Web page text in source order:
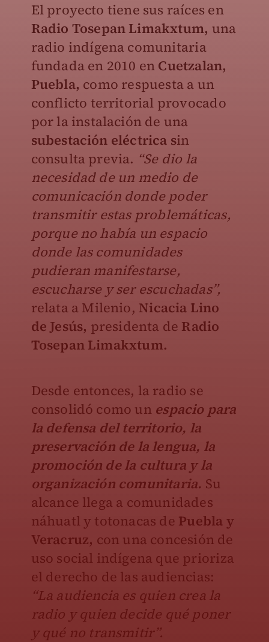
El proyecto tiene sus raíces en
Radio Tosepan Limakxtum, una
radio indígena comunitaria
fundada en 2010 en Cuetzalan,
Puebla, como respuesta a un
conflicto territorial provocado
por la instalación de una
subestación eléctrica sin
consulta previa. “Se dio la
necesidad de un medio de
comunicación donde poder
transmitir estas problemáticas,
porque no había un espacio
donde las comunidades
pudieran manifestarse,
escucharse y ser escuchadas”,
relata a Milenio, Nicacia Lino
de Jesús, presidenta de Radio
Tosepan Limakxtum.
Desde entonces, la radio se
consolidó como unespacio para
la defensa del territorio, la
preservación de la lengua, la
promoción de la cultura y la
organización comunitaria. Su
alcance llega a comunidades
náhuatl y totonacas de Puebla y
Veracruz, con una concesión de
uso social indígena que prioriza
el derecho de las audiencias:
“La audiencia es quien crea la
radio y quien decide qué poner
y qué no transmitir”.